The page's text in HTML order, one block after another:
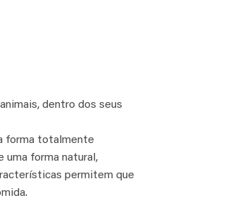
dentro dos seus
forma totalmente
uma forma natural,
permitem que